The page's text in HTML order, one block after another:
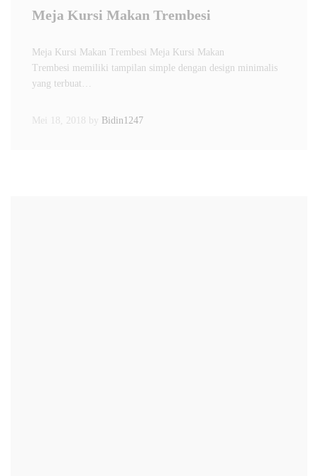
Meja Kursi Makan Trembesi
Meja Kursi Makan Trembesi Meja Kursi Makan
Trembesi memiliki tampilan simple dengan design minimalis
yang terbuat…
Mei 18, 2018 by Bidin1247